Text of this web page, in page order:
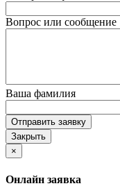
Вопрос или сообщение
Ваша фамилия
Отправить заявку
Закрыть
×
Онлайн заявка